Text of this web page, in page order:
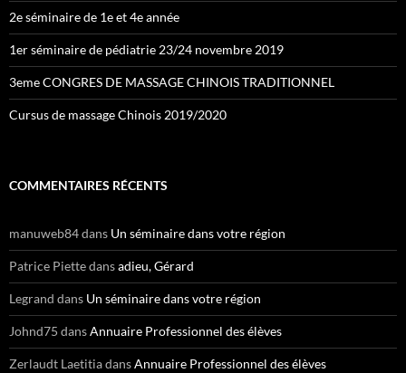
2e séminaire de 1e et 4e année
1er séminaire de pédiatrie 23/24 novembre 2019
3eme CONGRES DE MASSAGE CHINOIS TRADITIONNEL
Cursus de massage Chinois 2019/2020
COMMENTAIRES RÉCENTS
manuweb84dans Un séminaire dans votre région
Patrice Piettedansadieu, Gérard
Legrand dans Un séminaire dans votre région
Johnd75 dansAnnuaire Professionnel des élèves
Zerlaudt LaetitiadansAnnuaire Professionnel des élèves